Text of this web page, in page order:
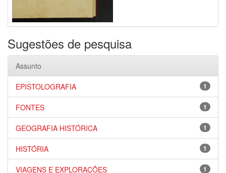
Sugestões de pesquisa
Assunto
1
EPISTOLOGRAFIA
1
FONTES
1
GEOGRAFIA HISTÓRICA
1
HISTÓRIA
1
VIAGENS E EXPLORAÇÕES